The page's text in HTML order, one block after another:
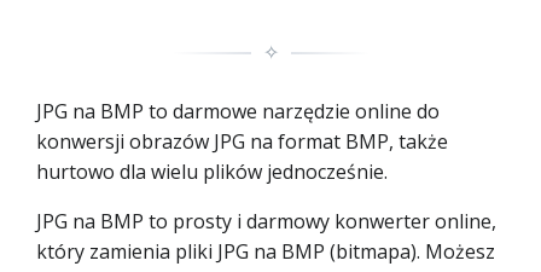
✧
JPG na BMP to darmowe narzędzie online do
konwersji obrazów JPG na format BMP, także
hurtowo dla wielu plików jednocześnie.
JPG na BMP to prosty i darmowy konwerter online,
który zamienia pliki JPG na BMP (bitmapa). Możesz